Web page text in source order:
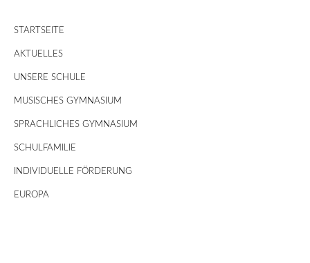
STARTSEITE
AKTUELLES
UNSERE SCHULE
MUSISCHES GYMNASIUM
SPRACHLICHES GYMNASIUM
SCHULFAMILIE
INDIVIDUELLE FÖRDERUNG
EUROPA